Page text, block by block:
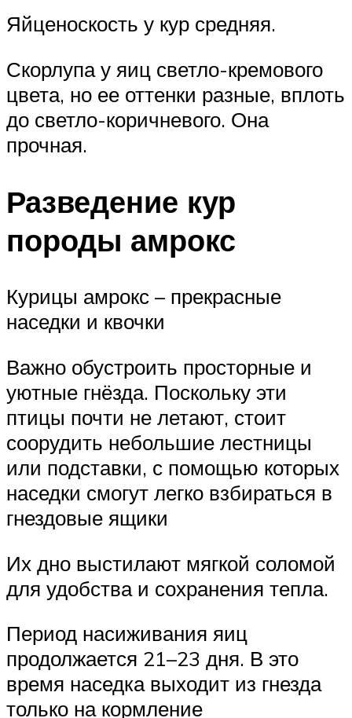
Яйценоскость у кур средняя.
Скорлупа у яиц светло-кремового
цвета, но ее оттенки разные, вплоть
до светло-коричневого. Она
прочная.
Разведение кур
породы амрокс
Курицы амрокс – прекрасные
наседки и квочки
Важно обустроить просторные и
уютные гнёзда. Поскольку эти
птицы почти не летают, стоит
соорудить небольшие лестницы
или подставки, с помощью которых
наседки смогут легко взбираться в
гнездовые ящики
Их дно выстилают мягкой соломой
для удобства и сохранения тепла.
Период насиживания яиц
продолжается 21–23 дня. В это
время наседка выходит из гнезда
только на кормление